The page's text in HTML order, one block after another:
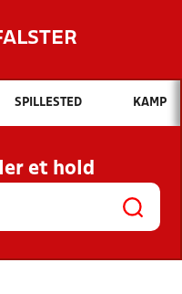
Hvad vil du søge efter?
OG NYHEDER
KLUBBER OG
SPILLESTED KAMP
et hold